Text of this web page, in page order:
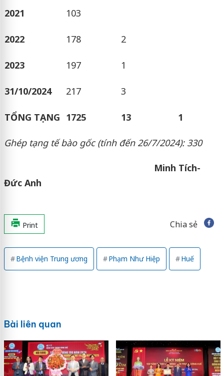
2021 103
2022 178 2
2023 197 1
31/10/2024 217 3
TỔNG TẠNG 1725 13 1
Ghép tạng tế bào gốc (tính đến 26/7/2024): 330
Minh Tích-
Đức Anh
Print Chia sẻ
Bệnh viện Trung ương Phạm Như Hiệp Huế
Bài liên quan